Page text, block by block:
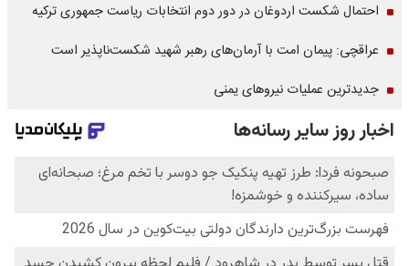
احتمال شکست اردوغان در دور دوم انتخابات ریاست جمهوری ترکیه
عراقچی: پیمان امت با آرمان‌های رهبر شهید شکست‌ناپذیر است
جدیدترین عملیات نیروهای یمنی